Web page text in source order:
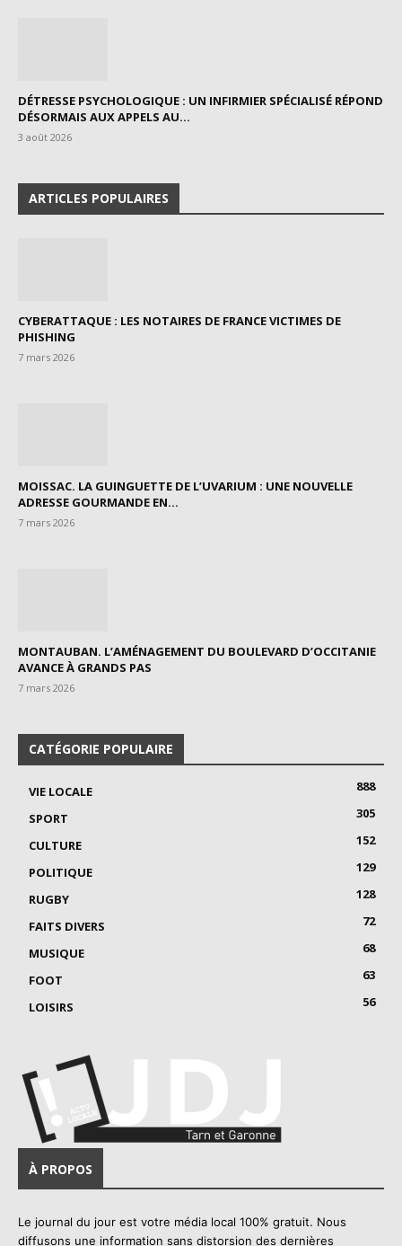
DÉTRESSE PSYCHOLOGIQUE : UN INFIRMIER SPÉCIALISÉ RÉPOND
DÉSORMAIS AUX APPELS AU...
3 août 2026
ARTICLES POPULAIRES
CYBERATTAQUE : LES NOTAIRES DE FRANCE VICTIMES DE
PHISHING
7 mars 2026
MOISSAC. LA GUINGUETTE DE L’UVARIUM : UNE NOUVELLE
ADRESSE GOURMANDE EN...
7 mars 2026
MONTAUBAN. L’AMÉNAGEMENT DU BOULEVARD D’OCCITANIE
AVANCE À GRANDS PAS
7 mars 2026
CATÉGORIE POPULAIRE
VIE LOCALE
888
SPORT
305
CULTURE
152
POLITIQUE
129
RUGBY
128
FAITS DIVERS
72
MUSIQUE
68
FOOT
63
LOISIRS
56
À PROPOS
Le journal du jour est votre média local 100% gratuit. Nous
diffusons une information sans distorsion des dernières